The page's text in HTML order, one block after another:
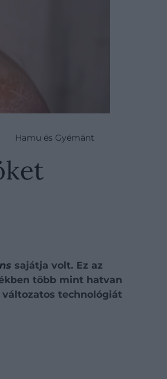
Hamu és Gyémánt
sajátja volt. Ez az
több mint hatvan
technológiát